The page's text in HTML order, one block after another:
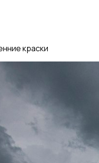
краски